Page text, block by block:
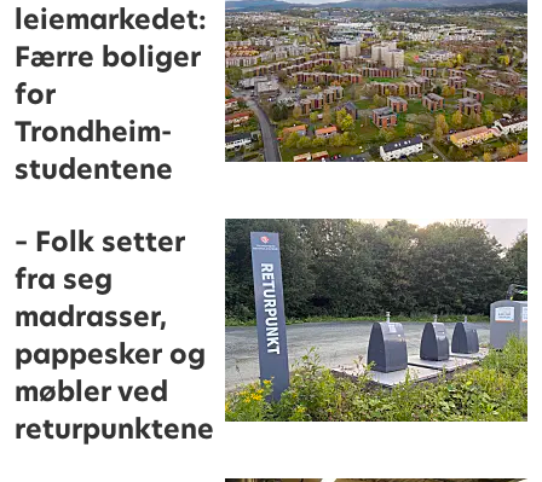
leiemarkedet:
Færre boliger
for
Trondheim-
studentene
– Folk setter
fra seg
madrasser,
pappesker og
møbler ved
returpunktene